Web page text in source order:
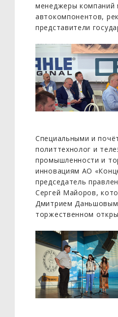
менеджеры компаний
автокомпонентов,
представители
Специальными и
политтехнолог и
промышленности и
инновациям АО
председатель
Сергей Майоров,
Дмитрием
торжественном